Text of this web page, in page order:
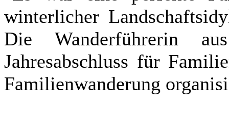
winterlicher
Die Wanderführerin
Jahresabschluss für
Familienwanderung